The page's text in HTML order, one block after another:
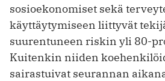
sosioekonomiset sekä
käyttäytymiseen liittyvät
suurentuneen riskin yli 80-
Kuitenkin niiden
sairastuivat seurannan